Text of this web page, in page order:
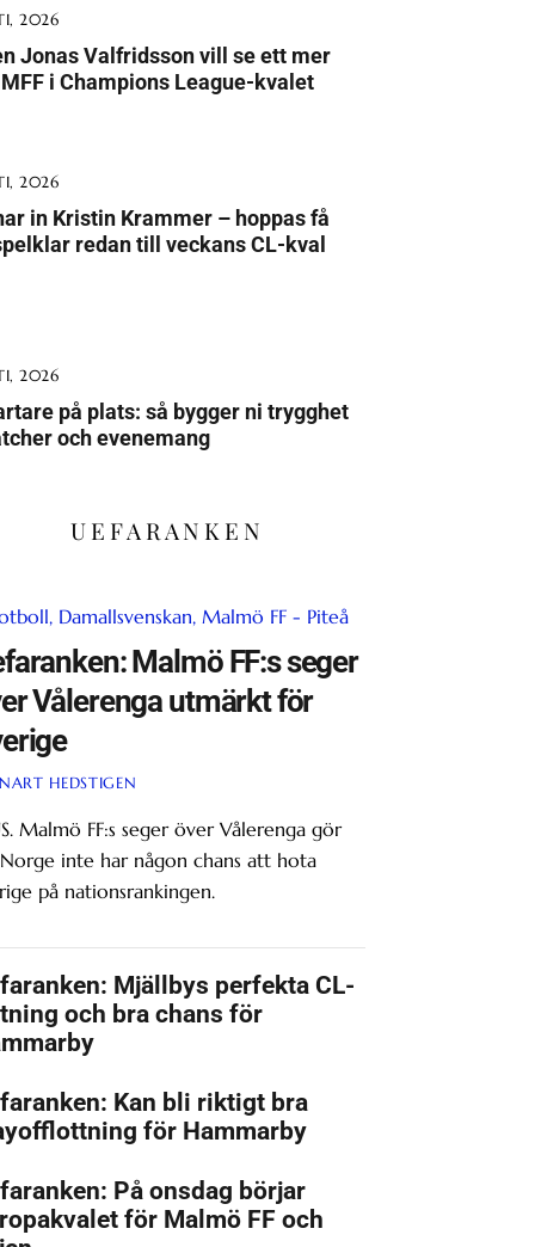
2026
Jonas Valfridsson vill se ett mer
i Champions League-kvalet
2026
in Kristin Krammer – hoppas få
redan till veckans CL-kval
2026
på plats: så bygger ni trygghet
och evenemang
UEFARANKEN
Malmö FF:s seger
Vålerenga utmärkt för
HEDSTIGEN
Malmö FF:s seger över Vålerenga gör
inte har någon chans att hota
på nationsrankingen.
Mjällbys perfekta CL-
och bra chans för
Kan bli riktigt bra
för Hammarby
På onsdag börjar
för Malmö FF och